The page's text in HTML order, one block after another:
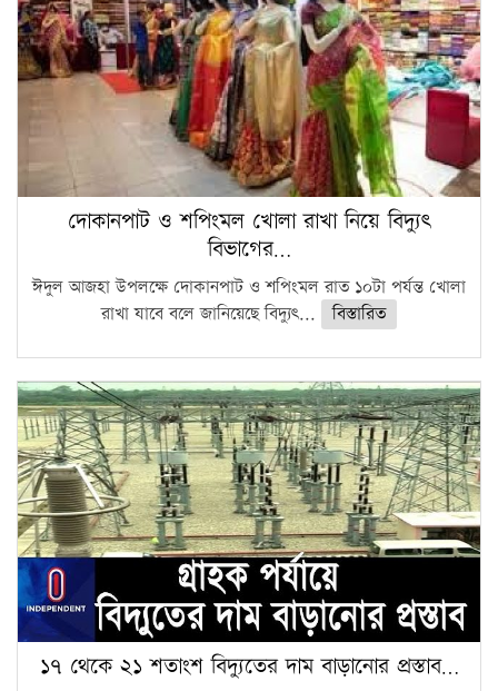
দোকানপাট ও শপিংমল খোলা রাখা নিয়ে বিদ্যুৎ
বিভাগের…
ঈদুল আজহা উপলক্ষে দোকানপাট ও শপিংমল রাত ১০টা পর্যন্ত খোলা
রাখা যাবে বলে জানিয়েছে বিদ্যুৎ...
বিস্তারিত
১৭ থেকে ২১ শতাংশ বিদ্যুতের দাম বাড়ানোর প্রস্তাব…